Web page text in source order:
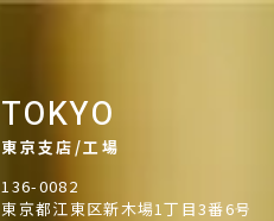
TOKYO
東京支店/工場
136-0082
東京都江東区新木場1丁目3番6号